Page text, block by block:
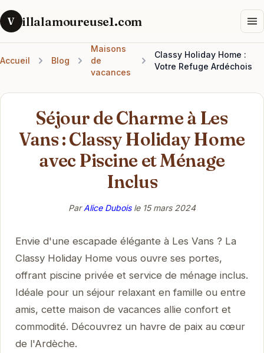
V illalamoureuse1.com
Accueil Blog
Maisons
de
vacances
Classy Holiday Home :
Votre Refuge Ardéchois
Séjour de Charme à Les
Vans : Classy Holiday Home
avec Piscine et Ménage
Inclus
ParAlice Duboisle 15 mars 2024
Envie d'une escapade élégante à Les Vans ? La
Classy Holiday Home vous ouvre ses portes,
offrant piscine privée et service de ménage inclus.
Idéale pour un séjour relaxant en famille ou entre
amis, cette maison de vacances allie confort et
commodité. Découvrez un havre de paix au cœur
de l'Ardèche.